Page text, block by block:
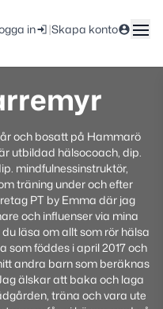
in |Skapa konto
och bosatt på Hammarö
utbildad hälsocoach, dip.
mindfulnessinstruktör,
träning under och efter
PT by Emma där jag
och influenser via mina
läsa om allt som rör hälsa
som föddes i april 2017 och
andra barn som beräknas
älskar att baka och laga
träna och vara ute